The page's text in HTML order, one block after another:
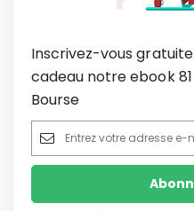
Inscrivez-vous
cadeau notre ebook
Bourse